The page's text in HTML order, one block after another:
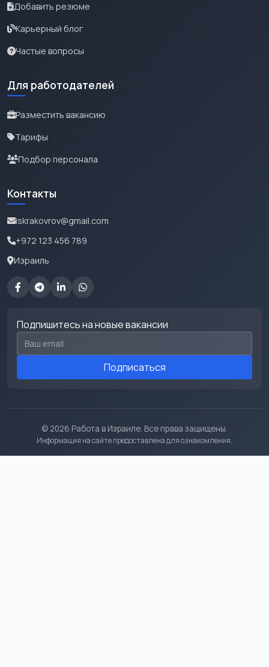
Добавить резюме
Карьерный блог
Частые вопросы
Для работодателей
Разместить вакансию
Тарифы
Подбор персонала
Контакты
iskrakovrov@gmail.com
+972 123 456 789
Израиль
Подпишитесь на новые вакансии
Email для подписки
Подписаться
© 2026 Работа в Израиле. Все права защищены.
Информация на сайте предоставлена для ознакомления.